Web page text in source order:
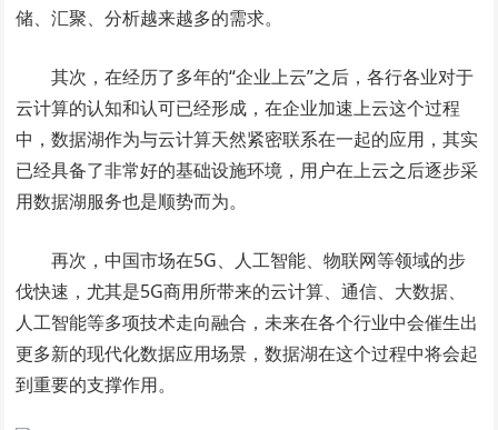
储、汇聚、分析越来越多的需求。
其次，在经历了多年的“企业上云”之后，各行各业对于
云计算的认知和认可已经形成，在企业加速上云这个过程
中，数据湖作为与云计算天然紧密联系在一起的应用，其实
已经具备了非常好的基础设施环境，用户在上云之后逐步采
用数据湖服务也是顺势而为。
再次，中国市场在5G、人工智能、物联网等领域的步
伐快速，尤其是5G商用所带来的云计算、通信、大数据、
人工智能等多项技术走向融合，未来在各个行业中会催生出
更多新的现代化数据应用场景，数据湖在这个过程中将会起
到重要的支撑作用。